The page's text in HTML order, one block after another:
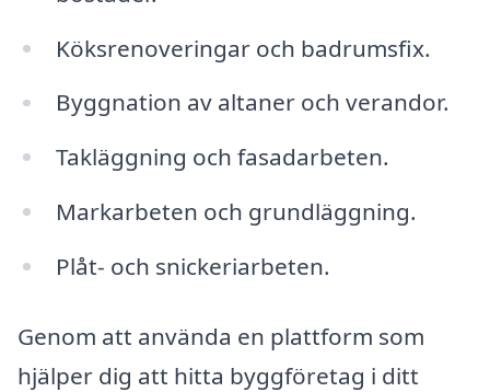
Köksrenoveringar och badrumsfix.
Byggnation av altaner och verandor.
Takläggning och fasadarbeten.
Markarbeten och grundläggning.
Plåt- och snickeriarbeten.
Genom att använda en plattform som
hjälper dig att hitta byggföretag i ditt